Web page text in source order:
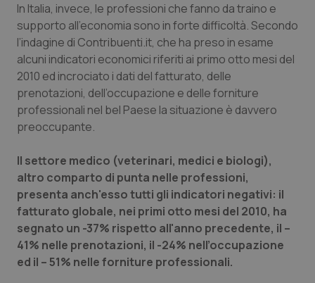
Lazio
Liguria
Lombardia
Marche
Molise
Piemonte
Provincia Autonoma di Bolzano
Provincia Autonoma di Trento
Diabete & glucometri
Disturbi dell’umore
Dolore
Donna & Salute
Epatiti
HIV
Infezioni & Febbre
Ipertensione & Scompenso
In Italia, invece, le professioni che fanno da traino e
supporto all’economia sono in forte difficoltà. Secondo
l’indagine di Contribuenti.it, che ha preso in esame
alcuni indicatori economici riferiti ai primo otto mesi del
2010 ed incrociato i dati del fatturato, delle
prenotazioni, dell’occupazione e delle forniture
professionali nel bel Paese la situazione è davvero
preoccupante.
Il settore medico (veterinari, medici e biologi),
altro comparto di punta nelle professioni,
presenta anch'esso tutti gli indicatori negativi: il
fatturato globale, nei primi otto mesi del 2010, ha
segnato un -37% rispetto all'anno precedente, il –
41% nelle prenotazioni, il -24% nell’occupazione
ed il – 51% nelle forniture professionali.